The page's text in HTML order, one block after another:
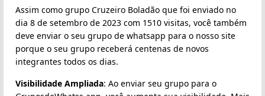
Assim como grupo Cruzeiro Boladão que foi enviado no
dia 8 de setembro de 2023 com 1510 visitas, você também
deve enviar o seu grupo de whatsapp para o nosso site
porque o seu grupo receberá centenas de novos
integrantes todos os dias.
Visibilidade Ampliada: Ao enviar seu grupo para o